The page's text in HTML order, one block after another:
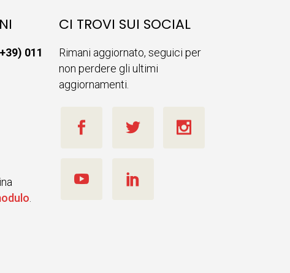
011
.
CI TROVI SUI SOCIAL
Rimani aggiornato, seguici per
non perdere gli ultimi
aggiornamenti.